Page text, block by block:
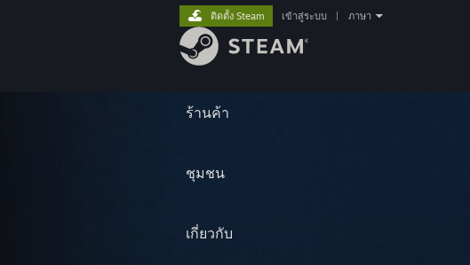
ร้านค้า
ชุมชน
เกี่ยวกับ
ติดตั้ง Steam เข้าสู่ระบบ ภาษา